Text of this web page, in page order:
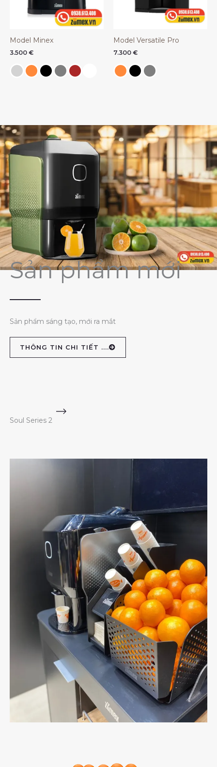
Model Minex
3.500 €
Model Versatile Pro
7.300 €
Sản phẩm mới
Sản phẩm sáng tạo, mới ra mắt
THÔNG TIN CHI TIẾT ....
Soul Series 2